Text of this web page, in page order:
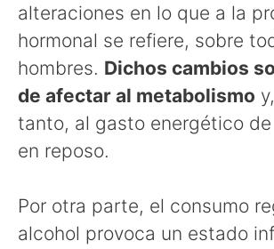
alteraciones en lo que a la
hormonal se refiere, sobre
hombres. Dichos cambios
de afectar al metabolismo
tanto, al gasto energético de
en reposo.
Por otra parte, el consumo
alcohol provoca un estado